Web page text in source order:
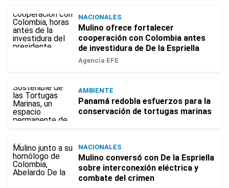
NACIONALES
Mulino ofrece fortalecer
cooperación con Colombia antes
de investidura de De la Espriella
Agencia EFE
AMBIENTE
Panamá redobla esfuerzos para la
conservación de tortugas marinas
NACIONALES
Mulino conversó con De la Espriella
sobre interconexión eléctrica y
combate del crimen